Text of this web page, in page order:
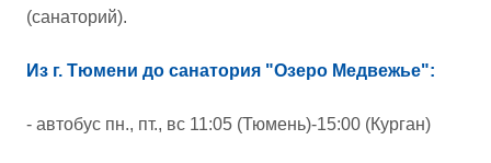
(санаторий).
Из г. Тюмени до санатория "Озеро Медвежье":
- автобус пн., пт., вс 11:05 (Тюмень)-15:00 (Курган)